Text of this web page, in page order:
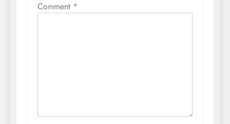
Comment *